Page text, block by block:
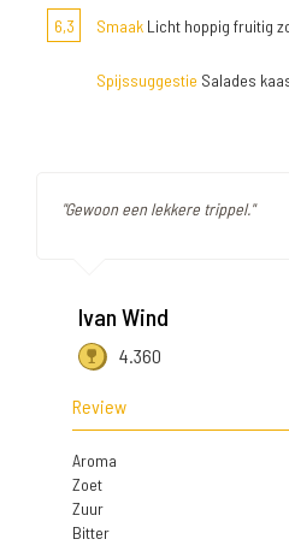
6,3 Smaak Licht hoppig fruitig
Spijssuggestie Salades
"Gewoon een lekkere trippel."
Ivan Wind
4.360
Review
Aroma
Zoet
Zuur
Bitter